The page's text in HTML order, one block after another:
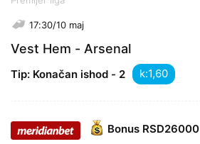
17:30/10 maj
Vest Hem - Arsenal
Tip: Konačan ishod - 2 k:
Bonus RSD26000